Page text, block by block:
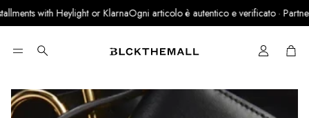
with Heylight or KlarnaOgni articolo è autentico e verificato · Partner
Search Cart